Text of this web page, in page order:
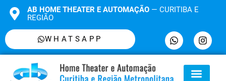
AB HOME THEATER E AUTOMAÇÃO— CURITIBA E
REGIÃO
WHATSAPP